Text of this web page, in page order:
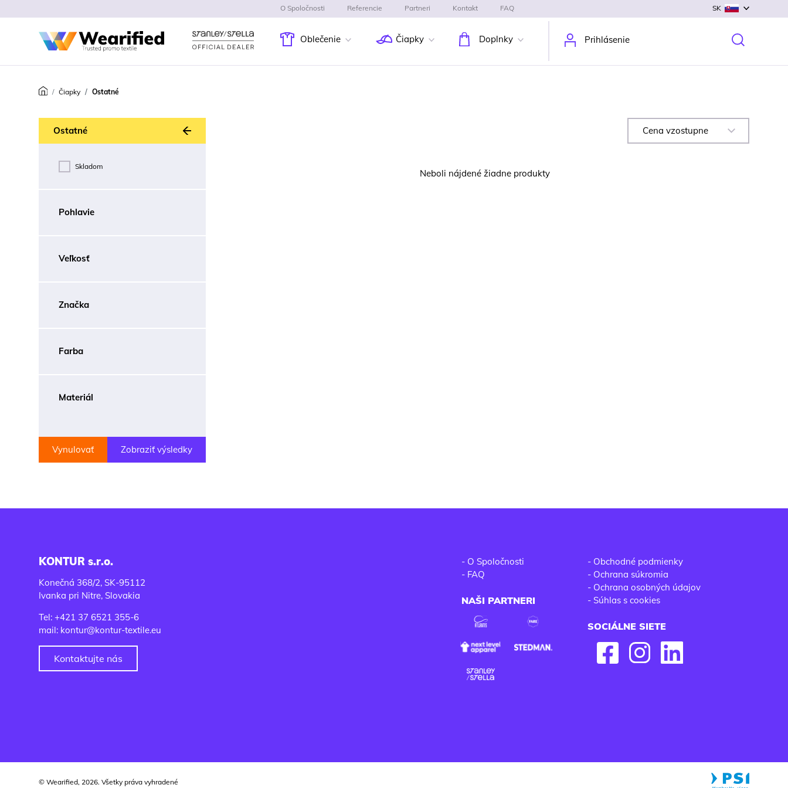
Oblečenie Čiapky Doplnky Prihlásenie
O Spoločnosti Referencie Partneri Kontakt FAQ SK
Čiapky Ostatné
Ostatné Späť
Skladom
Pohlavie
Veľkosť
Značka
Farba
Materiál
Vynulovať Zobraziť výsledky
Cena vzostupne
Neboli nájdené žiadne produkty
KONTUR s.r.o.
Konečná 368/2, SK-95112
Ivanka pri Nitre, Slovakia
Tel: +421 37 6521 355-6
mail: kontur@kontur-textile.eu
Kontaktujte nás
- O Spoločnosti
- FAQ
NAŠI PARTNERI
- Obchodné podmienky
- Ochrana súkromia
- Ochrana osobných údajov
- Súhlas s cookies
SOCIÁLNE SIETE
© Wearified, 2026. Všetky práva vyhradené